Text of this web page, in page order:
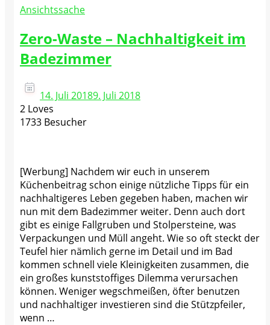
Ansichtssache
Zero-Waste – Nachhaltigkeit im
Badezimmer
14. Juli 20189. Juli 2018
2 Loves
1733 Besucher
[Werbung] Nachdem wir euch in unserem
Küchenbeitrag schon einige nützliche Tipps für ein
nachhaltigeres Leben gegeben haben, machen wir
nun mit dem Badezimmer weiter. Denn auch dort
gibt es einige Fallgruben und Stolpersteine, was
Verpackungen und Müll angeht. Wie so oft steckt der
Teufel hier nämlich gerne im Detail und im Bad
kommen schnell viele Kleinigkeiten zusammen, die
ein großes kunststoffiges Dilemma verursachen
können. Weniger wegschmeißen, öfter benutzen
und nachhaltiger investieren sind die Stützpfeiler,
wenn …